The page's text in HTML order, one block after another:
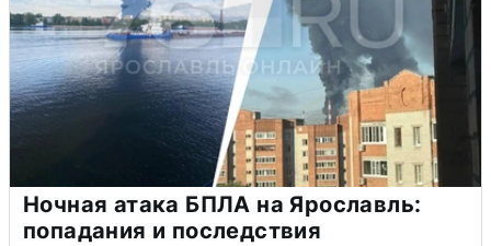
Ночная атака БПЛА на Ярославль:
попадания и последствия